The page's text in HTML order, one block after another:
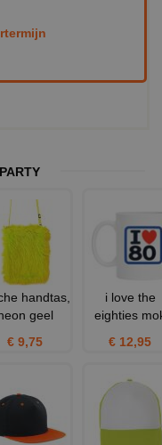
handtas,
geel
€ 9,75
i love the
eighties
€ 12,95